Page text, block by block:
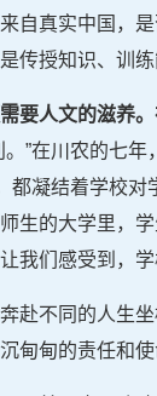
自真实中国，
传授知识、训
要人文的滋养
”在川农的七
都凝结着学校
生的大学里，
我们感受到，
赴不同的人生
甸甸的责任和使